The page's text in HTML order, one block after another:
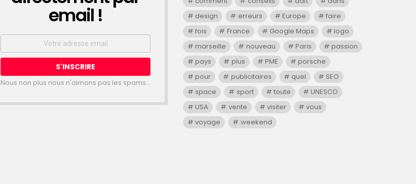
email !
Email
Nous non plus nous n'aimons pas les spams...
design
erreurs Europe
faire
fois
France Google Maps
logo
marseille
nouveau Paris
passion
pays
plus PME
porsche
pour
publicitaires quel
SEO
space
sport toute
UNESCO
USA
vente visiter
vous
voyage
weekend